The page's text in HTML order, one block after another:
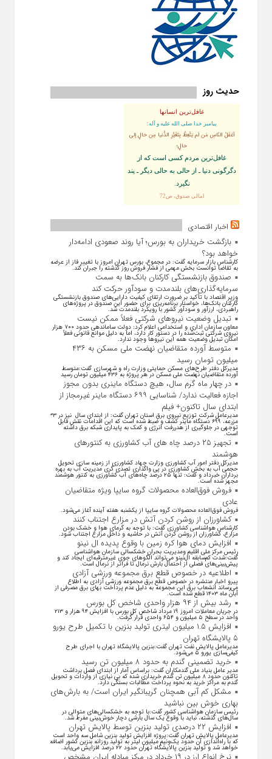
حدیث روز
غافل‌ترین انسانها
پيامبر خدا صلى‏ الله‏ عليه ‏و‏ آله:
أغفَلُ النّاسِ مَن لَم يَتَّعِظْ بِتَغَيُّرِ الدُّنيا مِن حالٍ إلى
حالٍ؛
غافل‏‌ترين مردم كسى است كه از
دگرگونى دنيا ـ از حالى به حالى ديگر ـ پند
نگیرد.
امالی صدوق، ص72
اخبار اقتصادی
بازگشت خریداران به بورس؛ آیا روند صعودی ادامه‌دار
خواهد بود؟
کارشناس بازار سرمایه گفت: در مجموع، بورس تهران امروز با تغییر فاز از عرضه
به تقاضا توانست بخش مهمی از فشار فروش روز گذشته را جبران کند.
صندوق بازنشستگی کارکنان بانک‌ها به سمت
سرمایه‌گذاری‌های بلندمدت و سودآور حرکت کند
وزیر اقتصاد با تأکید بر ضرورت ارتقای کیفیت دارایی‌های صندوق بازنشستگی
کارکنان بانک‌ها، خواستار برنامه‌ریزی برای حضور این صندوق در پروژه‌های
راهبردی، ارزآور و سودآور کشور با رویکرد بلندمدت شد.
تبدیل وضعیت نیرو‌های شرکتی فعلاً ممکن نیست
معاون سازمان اداری و استخدامی اعلام کرد: دولت ساماندهی حدود ۷۰۰ هزار
نیروی شرکتی ثبت‌شده را در دستور کار دارد، اما به دلیل موانع قانونی فعلاً
امکان تبدیل وضعیت همه این نیرو‌ها وجود ندارد.
متوسط آورده متقاضیان نهضت ملی مسکن به ۴۳۶
میلیون تومان رسید
مدیرکل دفتر طرح‌های مسکن حمایتی وزارت راه و شهرسازی گفت:متوسط
آورده متقاضیان نهضت ملی مسکن در هر پروژه به ۴۳۶ میلیون تومان رسید
در چهار ماه گرم سال، هیچ دستگاه ماینری بدون مجوز
اجازه فعالیت ندارد/ شناسایی ۶۹۹ دستگاه ماینر غیرمجاز از
ابتدای سال تاکنون+ فیلم
مدیرعامل شرکت توزیع نیروی برق استان تهران گفت: از ابتدای سال نیز در ۳۳
مزرعه، ۶۹۹ دستگاه ماینر کشف و ضبط شده است که این اقدامات نقش قابل
توجهی در جلوگیری از هدررفت انرژی و کمک به پایداری شبکه برق داشته
است.
تجهیز ۲۵ درصد چاه های آب کشاورزی به کنتورهای
هوشمند
مدیرکل دفتر امور آب کشاورزی وزارت جهاد کشاورزی از زمینه سازی تحویل
حجمی آب به بخش کشاورزی در پی واگذاری تصدی گری مدیریت آب به بهره
برداران خبرداد و گفت: تنها ۲۵ درصد چاه‌های آب کشاورزی به کنتور هوشمند
مجهز شده است.
فروش فوق‌العاده محصولات گروه سایپا ویژه متقاضیان
عادی
فروش فوق‌العاده محصولات گروه سایپا از یکشنبه هفته آینده آغاز می‌شود.
کشاورزان از روشن کردن آتش در مزارع اجتناب کنند
کارشناس هواشناسی کشاورزی گفت: با توجه به گرمای هوا و خشک بودن
مزارع، کشاورزان از روشن کردن آتش در حاشیه و داخل مزارع اجتناب شود.
افزایش دمای هوا کره زمین با وقوع پدیده ال نینو
رئیس مرکز ملی اقلیم ومدیریت بحران خشکسالی سازمان هواشناسی
گفت:شدت کم‌سابقه ال‌نینو می‌تواند الگو‌های جوی غیرمترقبه‌ای ایجاد کند و
پیش‌بینی‌های فصلی از احتمال بارش نرمال تا فراتر از نرمال است.
اطلاعیه در خصوص قطع برق مجموعه ورزشی آزادی
پیرو اخبار منتشره در خصوص قطع برق مجموعه ورزشی آزادی به اطلاع
می‌رساند انشعاب برق این مجموعه به دلیل عدم پرداخت بهای برق مصرفی از
آبان ماه ۱۴۰۳ قطع شده است.
رشد بیش از ۹۴ هزار واحدی شاخص کل بورس
در جریان معاملات امروز ۱۹ مرداد شاخص کل بورس با افزایش ۹۴ هزار و ۲۱۳
واحد در سطح ۵ میلیون و ۶۵۴ واحدی قرار گرفت.
افزایش ۱.۵ میلیون لیتری تولید بنزین با تکمیل طرح یورو
۵ پالایشگاه تهران
مدیرعامل پالایش نفت تهران گفت:بنزین پالایشگاه تهران با اجرای طرح
کیفی‌سازی یورو ۵ می‌شود.
خرید تضمینی گندم به حدود ۸ میلیون تن رسید
مدیر عامل بنیاد ملی گندمکاران گفت: براساس آمار از ابتدای فصل برداشت
تاکنون حدود ۸ میلیون تن گندم خریداری شده که بی نیازی از واردات و تحویل
گندم به مراکز خرید به نحوه پرداخت مطالبات بستگی دارد.
مشکل کم آبی همچنان گریبانگیر ایران است/ به بارش‌های
بهاری خوش بین نباشید
رئیس سازمان هواشناسی کشور گفت:با توجه به خشکسالی‌های متوالی در
سال‌های گذشته، نباید با وقوع یک سال بارشی دچار خوش‌بینی مفرط شد.
افزایش ۲۲ درصدی تولید بنزین توسط پالایش تهران
مدیرعامل پالایش تهران گفت:پروژه افزایش تولید بنزین شامل سه واحد است
که با راه‌اندازی آن حدود یک‌ونیم میلیون لیتر به تولید روزانه بنزین کشور اضافه
خواهد شد و تولید بنزین پالایشگاه تهران حدود ۲۲ درصد افزایش می‌یابد.